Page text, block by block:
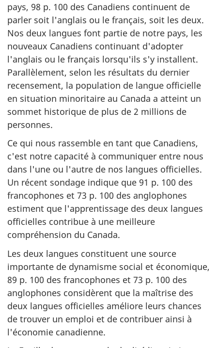
pays, 98 p. 100 des Canadiens continuent de
parler soit l'anglais ou le français, soit les deux.
Nos deux langues font partie de notre pays, les
nouveaux Canadiens continuant d'adopter
l'anglais ou le français lorsqu'ils s'y installent.
Parallèlement, selon les résultats du dernier
recensement, la population de langue officielle
en situation minoritaire au Canada a atteint un
sommet historique de plus de 2 millions de
personnes.
Ce qui nous rassemble en tant que Canadiens,
c'est notre capacité à communiquer entre nous
dans l'une ou l'autre de nos langues officielles.
Un récent sondage indique que 91 p. 100 des
francophones et 73 p. 100 des anglophones
estiment que l'apprentissage des deux langues
officielles contribue à une meilleure
compréhension du Canada.
Les deux langues constituent une source
importante de dynamisme social et économique,
89 p. 100 des francophones et 73 p. 100 des
anglophones considèrent que la maîtrise des
deux langues officielles améliore leurs chances
de trouver un emploi et de contribuer ainsi à
l'économie canadienne.